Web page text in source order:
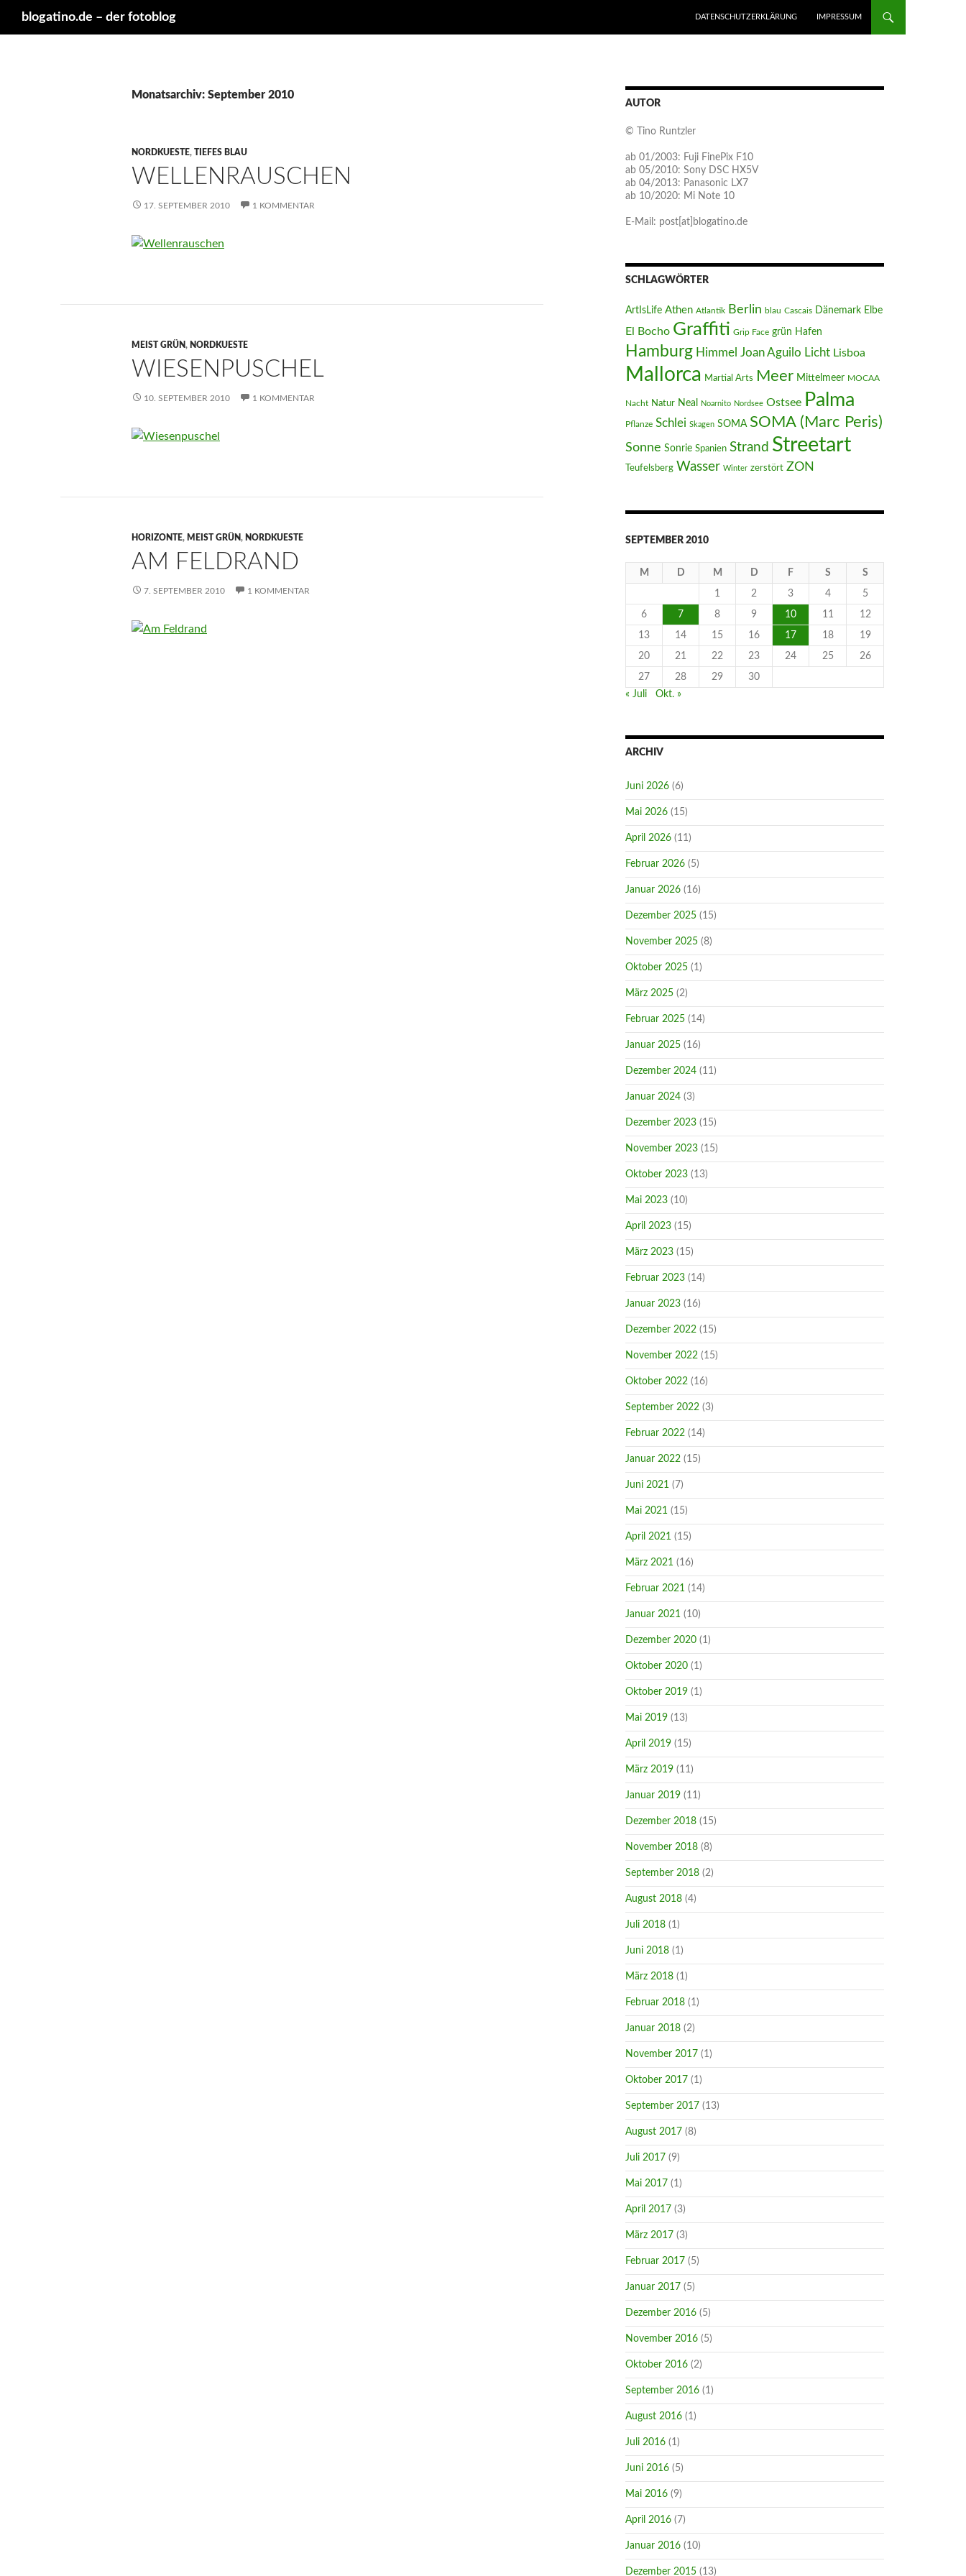
blogatino.de – der fotoblog
DATENSCHUTZERKLÄRUNG
IMPRESSUM
Monatsarchiv: September 2010
NORDKUESTE, TIEFES BLAU
WELLENRAUSCHEN
17. SEPTEMBER 2010 1 KOMMENTAR
MEIST GRÜN, NORDKUESTE
WIESENPUSCHEL
10. SEPTEMBER 2010 1 KOMMENTAR
HORIZONTE, MEIST GRÜN, NORDKUESTE
AM FELDRAND
7. SEPTEMBER 2010 1 KOMMENTAR
AUTOR
© Tino Runtzler
ab 01/2003: Fuji FinePix F10
ab 05/2010: Sony DSC HX5V
ab 04/2013: Panasonic LX7
ab 10/2020: Mi Note 10
E-Mail: post[at]blogatino.de
SCHLAGWÖRTER
ArtIsLife Athen Atlantik Berlin blau Cascais Dänemark Elbe
El Bocho Graffiti Grip Face grün Hafen
Hamburg Himmel Joan Aguilo Licht Lisboa
Mallorca Martial Arts Meer Mittelmeer MOCAA
Nacht Natur Neal Noarnito Nordsee Ostsee Palma
Pflanze Schlei Skagen SOMA SOMA (Marc Peris)
Sonne Sonrie Spanien Strand Streetart
Teufelsberg Wasser Winter zerstört ZON
SEPTEMBER 2010
M D M D F S S
1 2 3 4 5
6 7 8 9 10 11 12
13 14 15 16 17 18 19
20 21 22 23 24 25 26
27 28 29
30
« Juli
Okt. »
ARCHIV
Juni 2026 (6)
Mai 2026 (15)
April 2026 (11)
Februar 2026 (5)
Januar 2026 (16)
Dezember 2025 (15)
November 2025 (8)
Oktober 2025 (1)
März 2025 (2)
Februar 2025 (14)
Januar 2025 (16)
Dezember 2024 (11)
Januar 2024 (3)
Dezember 2023 (15)
November 2023 (15)
Oktober 2023 (13)
Mai 2023 (10)
April 2023 (15)
März 2023 (15)
Februar 2023 (14)
Januar 2023 (16)
Dezember 2022 (15)
November 2022 (15)
Oktober 2022 (16)
September 2022 (3)
Februar 2022 (14)
Januar 2022 (15)
Juni 2021 (7)
Mai 2021 (15)
April 2021 (15)
März 2021 (16)
Februar 2021 (14)
Januar 2021 (10)
Dezember 2020 (1)
Oktober 2020 (1)
Oktober 2019 (1)
Mai 2019 (13)
April 2019 (15)
März 2019 (11)
Januar 2019 (11)
Dezember 2018 (15)
November 2018 (8)
September 2018 (2)
August 2018 (4)
Juli 2018 (1)
Juni 2018 (1)
März 2018 (1)
Februar 2018 (1)
Januar 2018 (2)
November 2017 (1)
Oktober 2017 (1)
September 2017 (13)
August 2017 (8)
Juli 2017 (9)
Mai 2017 (1)
April 2017 (3)
März 2017 (3)
Februar 2017 (5)
Januar 2017 (5)
Dezember 2016 (5)
November 2016 (5)
Oktober 2016 (2)
September 2016 (1)
August 2016 (1)
Juli 2016 (1)
Juni 2016 (5)
Mai 2016 (9)
April 2016 (7)
Januar 2016 (10)
Dezember 2015 (13)